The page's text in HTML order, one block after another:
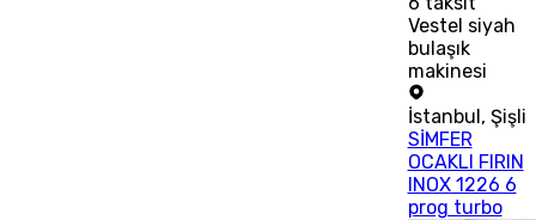
Vestel siyah
bulaşık
makinesi
İstanbul, Şişli
SİMFER
OCAKLI FIRIN
INOX 1226 6
prog turbo